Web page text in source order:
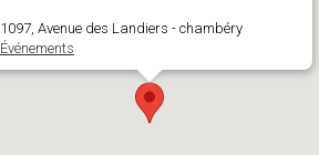
1097, Avenue des Landiers - chambéry
Événements